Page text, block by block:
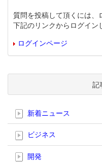
質問を投稿して頂くには、
下記のリンクからログイン
ログインページ
記
新着ニュース
ビジネス
開発